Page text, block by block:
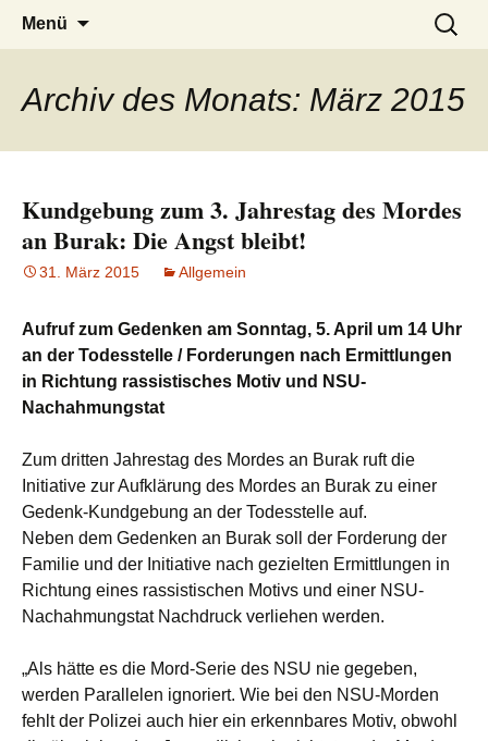
burak
Menü
Suchen
nach:
Archiv des Monats: März 2015
Kundgebung zum 3. Jahrestag des Mordes
an Burak: Die Angst bleibt!
31. März 2015 Allgemein
Aufruf zum Gedenken am Sonntag, 5. April um 14 Uhr
an der Todesstelle / Forderungen nach Ermittlungen
in Richtung rassistisches Motiv und NSU-
Nachahmungstat
Zum dritten Jahrestag des Mordes an Burak ruft die
Initiative zur Aufklärung des Mordes an Burak zu einer
Gedenk-Kundgebung an der Todesstelle auf.
Neben dem Gedenken an Burak soll der Forderung der
Familie und der Initiative nach gezielten Ermittlungen in
Richtung eines rassistischen Motivs und einer NSU-
Nachahmungstat Nachdruck verliehen werden.
„Als hätte es die Mord-Serie des NSU nie gegeben,
werden Parallelen ignoriert. Wie bei den NSU-Morden
fehlt der Polizei auch hier ein erkennbares Motiv, obwohl